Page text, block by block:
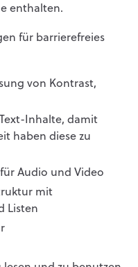
enthalten.
für barrierefreies
von Kontrast,
Inhalte, damit
haben diese zu
Audio und Video
mit
Listen